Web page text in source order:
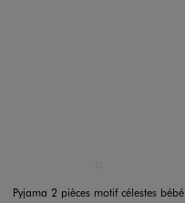
Pyjama 2 pièces motif célestes bébé